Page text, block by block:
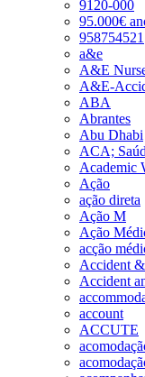
9120-000
95.000€
958754521
a&e
A&E
A&E-
ABA
Abrantes
Abu Dhabi
ACA;
Academic
Ação
ação direta
Ação M
Ação
acção
Accident
Accident
account
ACCUTE